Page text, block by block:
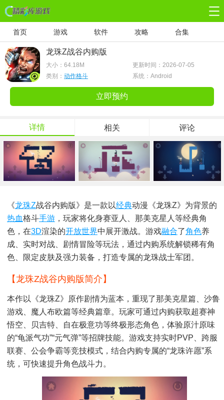
首页 游戏 软件 攻略 合集
龙珠Z战谷内购版
大小： 64.18M
更新时间：2026-07-05
类别： 动作格斗 系统：Android
立即预约
详情 相关 评论
《龙珠Z战谷内购版》是一款以经典动漫《龙珠Z》为背景的
热血格斗手游 ，玩家将化身赛亚人、那美克星人等经典角
色，在3D渲染的开放世界中展开激战。游戏融合了角色养
成、实时对战、剧情冒险等玩法，通过内购系统解锁稀有角
色、限定皮肤及强力装备，打造专属的龙珠战士军团。
【龙珠Z战谷内购版简介】
本作以《龙珠Z》原作剧情为蓝本，重现了那美克星篇、沙鲁
游戏、魔人布欧篇等经典篇章。玩家可通过内购获取超赛神
悟空、贝吉特、自在极意功等终极形态角色，体验原汁原味
的“龟派气功”“元气弹”等招牌技能。游戏支持实时PVP、跨服
联赛、公会争霸等竞技模式，结合内购专属的“龙珠许愿”系
统，可快速提升角色战斗力。